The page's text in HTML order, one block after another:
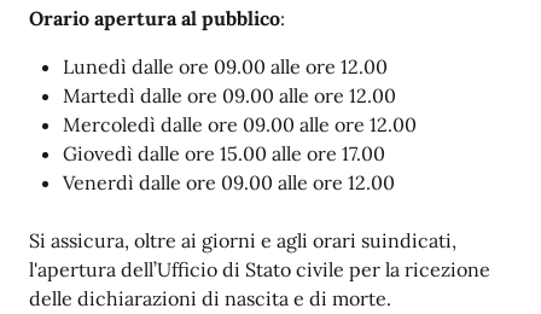
Orario apertura al pubblico:
Lunedì dalle ore 09.00 alle ore 12.00
Martedì dalle ore 09.00 alle ore 12.00
Mercoledì dalle ore 09.00 alle ore 12.00
Giovedì dalle ore 15.00 alle ore 17.00
Venerdì dalle ore 09.00 alle ore 12.00
Si assicura, oltre ai giorni e agli orari suindicati,
l'apertura dell’Ufficio di Stato civile per la ricezione
delle dichiarazioni di nascita e di morte.